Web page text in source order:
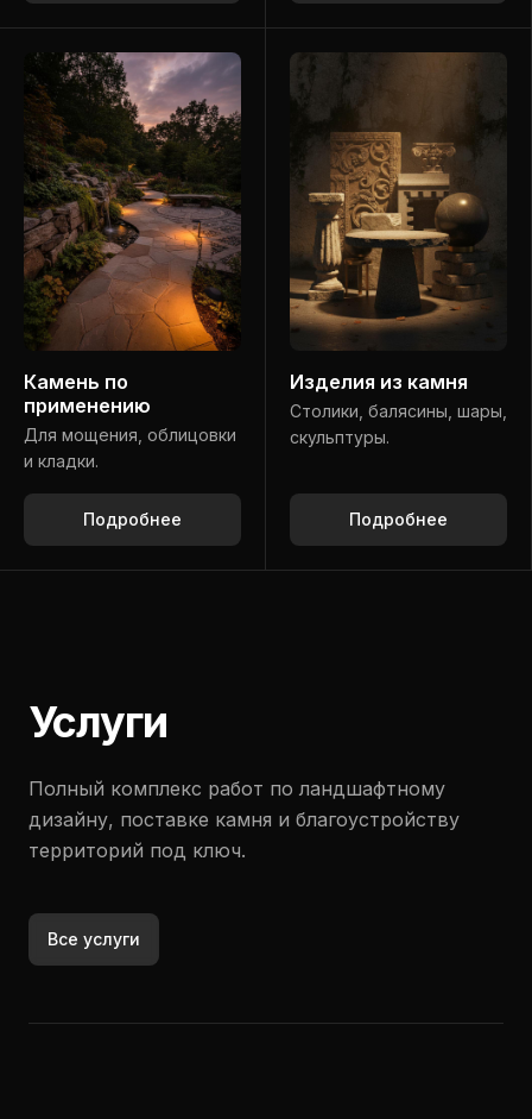
Камень по
применению
Для мощения, облицовки
и кладки.
Подробнее
Изделия из камня
Столики, балясины, шары,
скульптуры.
Подробнее
Услуги
Полный комплекс работ по ландшафтному
дизайну, поставке камня и благоустройству
территорий под ключ.
Все услуги